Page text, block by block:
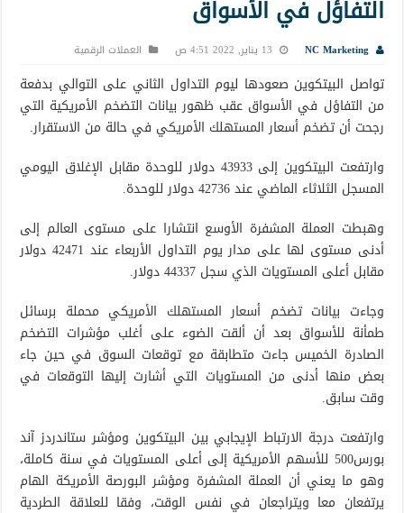
التفاؤل في الأسواق
NC Marketing 13 يناير, 2022 4:51 ص العملات الرقمية
تواصل البيتكوين صعودها ليوم التداول الثاني على التوالي بدفعة
من التفاؤل في الأسواق عقب ظهور بيانات التضخم الأمريكية التي
رجحت أن تضخم أسعار المستهلك الأمريكي في حالة من الاستقرار.
وارتفعت البيتكوين إلى 43933 دولار للوحدة مقابل الإغلاق اليومي
المسجل الثلاثاء الماضي عند 42736 دولار للوحدة.
وهبطت العملة المشفرة الأوسع انتشارا على مستوى العالم إلى
أدنى مستوى لها على مدار يوم التداول الأربعاء عند 42471 دولار
مقابل أعلى المستويات الذي سجل 44337 دولار.
وجاءت بيانات تضخم أسعار المستهلك الأمريكي محملة برسائل
طمأنة للأسواق بعد أن ألقت الضوء على أغلب مؤشرات التضخم
الصادرة الخميس جاءت متطابقة مع توقعات السوق في حين جاء
بعض منها أدنى من المستويات التي أشارت إليها التوقعات في
وقت سابق.
وارتفعت درجة الارتباط الإيجابي بين البيتكوين ومؤشر ستاندردز آند
بورس500 للأسهم الأمريكية إلى أعلى المستويات في سنة كاملة،
وهو ما يعني أن العملة المشفرة ومؤشر البورصة الأمريكة الهام
يرتفعان معا ويتراجعان في نفس الوقت، وفقا للعلاقة الطردية